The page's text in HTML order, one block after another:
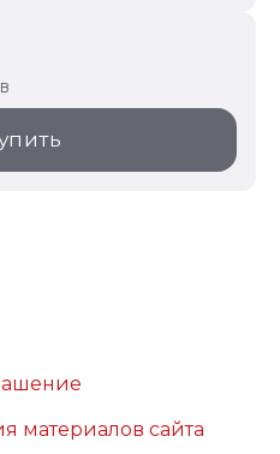
материалов сайта